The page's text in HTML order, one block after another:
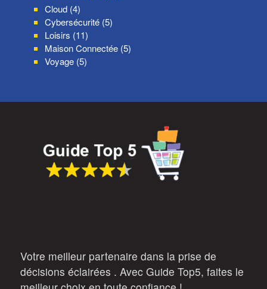
Cloud (4)
Cybersécurité (5)
Loisirs (11)
Maison Connectée (5)
Voyage (5)
Votre meilleur partenaire dans la prise de
décisions éclairées . Avec Guide Top5, faites le